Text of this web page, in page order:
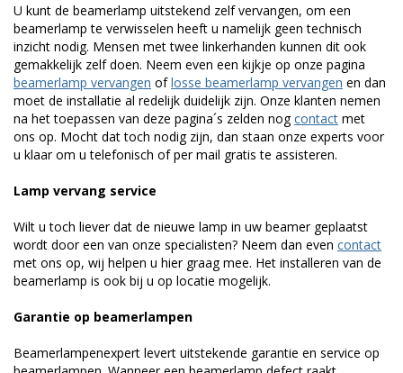
U kunt de beamerlamp uitstekend zelf vervangen, om een
beamerlamp te verwisselen heeft u namelijk geen technisch
inzicht nodig. Mensen met twee linkerhanden kunnen dit ook
gemakkelijk zelf doen. Neem even een kijkje op onze pagina
beamerlamp vervangen oflosse beamerlamp vervangen en dan
moet de installatie al redelijk duidelijk zijn. Onze klanten nemen
na het toepassen van deze pagina´s zelden nogcontact met
ons op. Mocht dat toch nodig zijn, dan staan onze experts voor
u klaar om u telefonisch of per mail gratis te assisteren.
Lamp vervang service
Wilt u toch liever dat de nieuwe lamp in uw beamer geplaatst
wordt door een van onze specialisten? Neem dan even contact
met ons op, wij helpen u hier graag mee. Het installeren van de
beamerlamp is ook bij u op locatie mogelijk.
Garantie op beamerlampen
Beamerlampenexpert levert uitstekende garantie en service op